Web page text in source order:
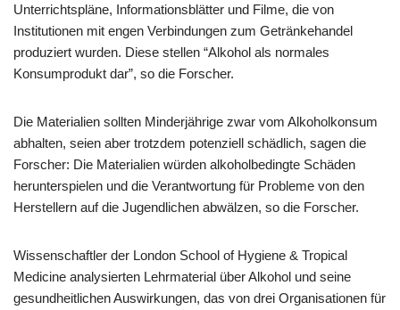
Unterrichtspläne, Informationsblätter und Filme, die von
Institutionen mit engen Verbindungen zum Getränkehandel
produziert wurden. Diese stellen “Alkohol als normales
Konsumprodukt dar”, so die Forscher.
Die Materialien sollten Minderjährige zwar vom Alkoholkonsum
abhalten, seien aber trotzdem potenziell schädlich, sagen die
Forscher: Die Materialien würden alkoholbedingte Schäden
herunterspielen und die Verantwortung für Probleme von den
Herstellern auf die Jugendlichen abwälzen, so die Forscher.
Wissenschaftler der London School of Hygiene & Tropical
Medicine analysierten Lehrmaterial über Alkohol und seine
gesundheitlichen Auswirkungen, das von drei Organisationen für